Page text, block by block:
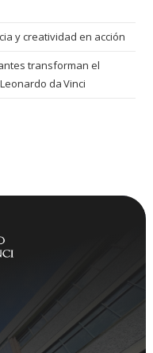
y creatividad en acción
transforman el
da Vinci